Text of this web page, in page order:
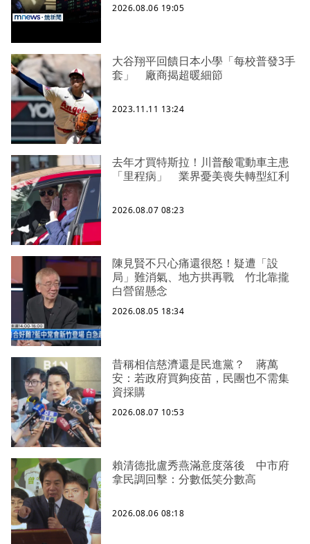
2026.08.06 19:05
大谷翔平回饋日本小學「每校普發3手
套」 廠商揭超暖細節
2023.11.11 13:24
去年才買特斯拉！川普酸電動車主患
「里程病」 業界憂美喪失轉型紅利
2026.08.07 08:23
陳見賢不只心痛還很怒！疑遭「設
局」難消氣、地方拱再戰 竹北靠攏
白營留懸念
2026.08.05 18:34
昔稱相信慈濟還是民進黨？ 蔣萬
安：若政府買夠疫苗，民團也不需集
資採購
2026.08.07 10:53
賴清德批盧秀燕滿意度落後 中市府
拿民調回擊：分數低笑分數高
2026.08.06 08:18